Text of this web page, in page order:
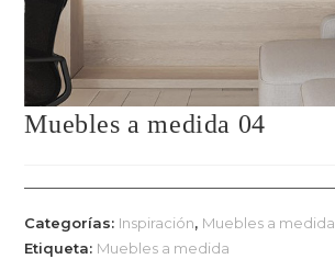
Muebles a medida 04
Categorías: Inspiración, Muebles a medida
Etiqueta: Muebles a medida